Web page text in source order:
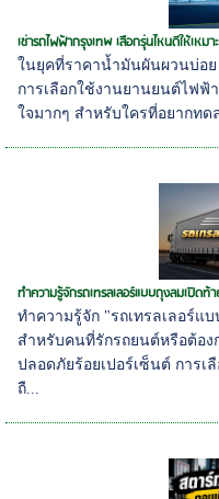
เช่ารถไฟฟ้ากรุงเทพ เลือกรุ่นไหนดีให้เหมา
ในยุคที่ราคาน้ำมันผันผวนบ่อย
การเลือกใช้งานยานยนต์ไฟฟ้
ใจมากๆ สำหรับใครที่อยากท
ทำความรู้จักรถเทรลเลอร์แบบถุงลมเปิดท้
ทำความรู้จัก "รถเทรลเลอร์แ
สำหรับคนที่รักรถยนต์หรือต้อ
ปลอดภัยร้อยเปอร์เซ็นต์ การเ
ถื...